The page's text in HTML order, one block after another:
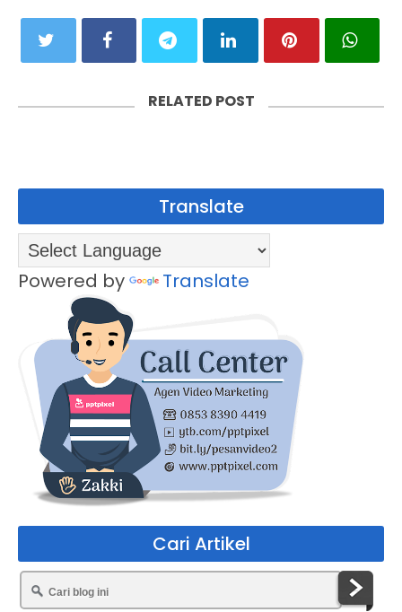
RELATED POST
Translate
Powered by Translate
Cari Artikel